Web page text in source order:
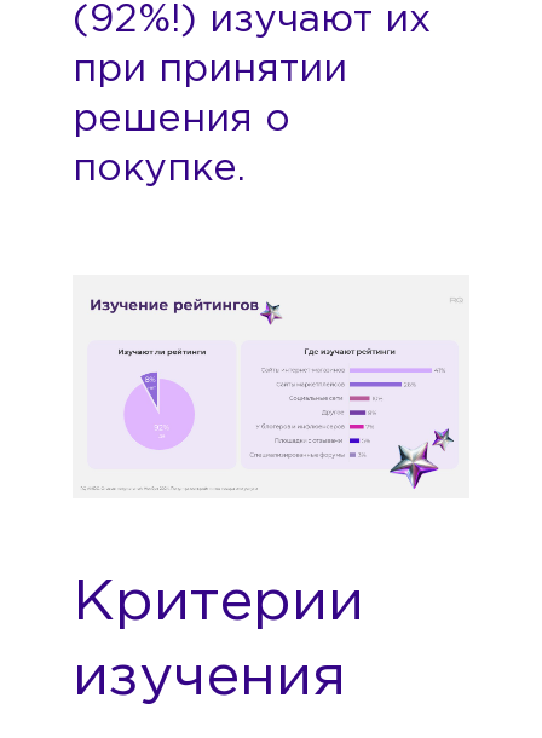
(92%!) изучают их
при принятии
решения о
покупке.
Критерии
изучения